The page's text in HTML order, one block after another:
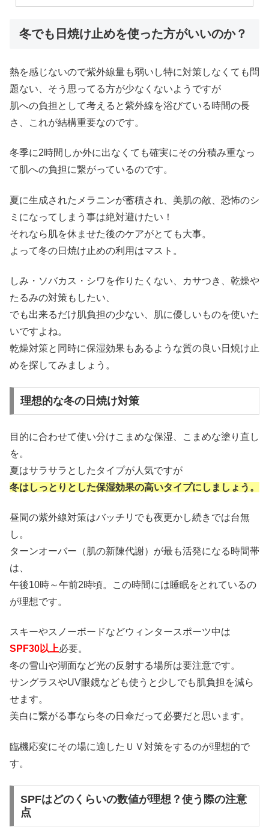
冬でも日焼け止めを使った方がいいのか？
熱を感じないので紫外線量も弱いし特に対策しなくても問
題ない、そう思ってる方が少なくないようですが
肌への負担として考えると紫外線を浴びている時間の長
さ、これが結構重要なのです。
冬季に2時間しか外に出なくても確実にその分積み重なっ
て肌への負担に繋がっているのです。
夏に生成されたメラニンが蓄積され、美肌の敵、恐怖のシ
ミになってしまう事は絶対避けたい！
それなら肌を休ませた後のケアがとても大事。
よって冬の日焼け止めの利用はマスト。
しみ・ソバカス・シワを作りたくない、カサつき、乾燥や
たるみの対策もしたい、
でも出来るだけ肌負担の少ない、肌に優しいものを使いた
いですよね。
乾燥対策と同時に保湿効果もあるような質の良い日焼け止
めを探してみましょう。
理想的な冬の日焼け対策
目的に合わせて使い分けこまめな保湿、こまめな塗り直し
を。
夏はサラサラとしたタイプが人気ですが
冬はしっとりとした保湿効果の高いタイプにしましょう。
昼間の紫外線対策はバッチリでも夜更かし続きでは台無
し。
ターンオーバー（肌の新陳代謝）が最も活発になる時間帯
は、
午後10時～午前2時頃。この時間には睡眠をとれているの
が理想です。
スキーやスノーボードなどウィンタースポーツ中は
SPF30以上必要。
冬の雪山や湖面など光の反射する場所は要注意です。
サングラスやUV眼鏡なども使うと少しでも肌負担を減ら
せます。
美白に繋がる事なら冬の日傘だって必要だと思います。
臨機応変にその場に適したＵＶ対策をするのが理想的で
す。
SPFはどのくらいの数値が理想？使う際の注意
点